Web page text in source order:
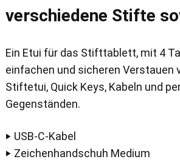
verschiedene Stifte
Ein Etui für das Stifttablett, mit 4
einfachen und sicheren Verstauen
Stiftetui, Quick Keys, Kabeln und
Gegenständen.
‣ USB-C-Kabel
‣ Zeichenhandschuh Medium